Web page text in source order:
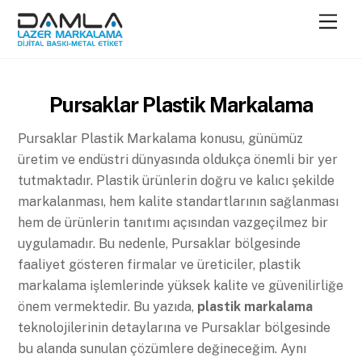
Skip
content
Pursaklar Plastik Markalama
Pursaklar Plastik Markalama konusu, günümüz
üretim ve endüstri dünyasında oldukça önemli bir yer
tutmaktadır. Plastik ürünlerin doğru ve kalıcı şekilde
markalanması, hem kalite standartlarının sağlanması
hem de ürünlerin tanıtımı açısından vazgeçilmez bir
uygulamadır. Bu nedenle, Pursaklar bölgesinde
faaliyet gösteren firmalar ve üreticiler, plastik
markalama işlemlerinde yüksek kalite ve güvenilirliğe
önem vermektedir. Bu yazıda, plastik markalama
teknolojilerinin detaylarına ve Pursaklar bölgesinde
bu alanda sunulan çözümlere değineceğim. Aynı